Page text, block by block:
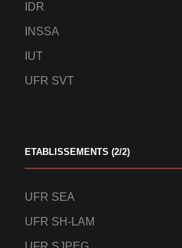
IDR
INSSA
IUT
UFR SVT
ETABLISSEMENTS (2/2)
UFR SEA
UFR SH-LAM